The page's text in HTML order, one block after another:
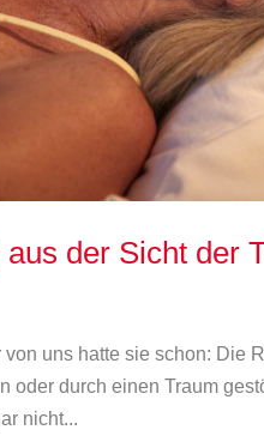
der Sicht der
uns hatte sie schon: Die
oder durch einen Traum
nicht...